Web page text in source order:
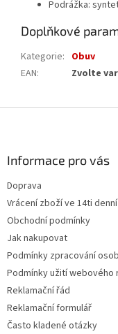
Podrážka:
Doplňkové
Kategorie: Obuv
EAN: Zvolte
Informace pro vás
Doprava
Vrácení zboží ve 14ti
Obchodní podmínky
Jak nakupovat
Podmínky zpracování
Podmínky užití webového
Reklamační řád
Reklamační formulář
Často kladené otázky